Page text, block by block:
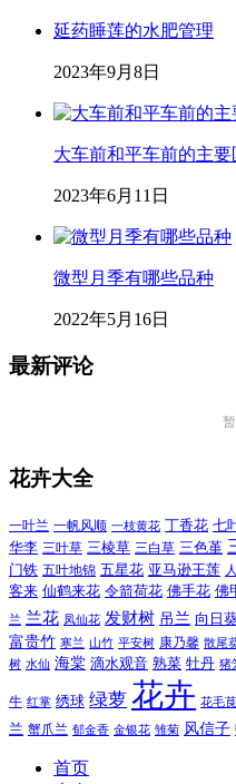
延药睡莲的水肥管理
2023年9月8日
大车前和平车前的主要
2023年6月11日
微型月季有哪些品种
2022年5月16日
最新评论
花卉大全
一叶兰 一帆风顺 一枝黄花 丁香花 七
华李 三叶草 三棱草 三白草 三色堇
门铁 五叶地锦 五星花 亚马逊王莲
客来 仙鹤来花 令箭荷花 佛手花 佛
兰 兰花 凤仙花 发财树 吊兰 向日
富贵竹 寒兰 山竹 平安树 康乃馨 散尾
树 水仙 海棠 滴水观音 熟菜 牡丹 猪
牛 红掌 绣球 绿萝 花卉 花毛茛
兰 蟹爪兰 郁金香 金银花 雏菊 风信子
首页